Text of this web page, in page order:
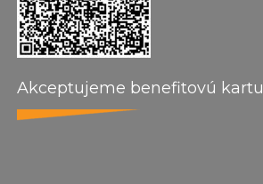
Akceptujeme benefitovú kartu